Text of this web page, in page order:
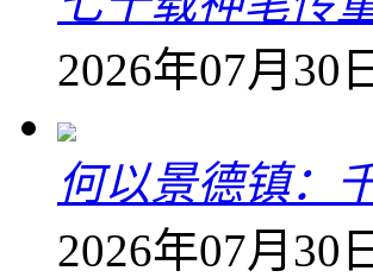
2026年07月30
何以景德镇：
2026年07月30